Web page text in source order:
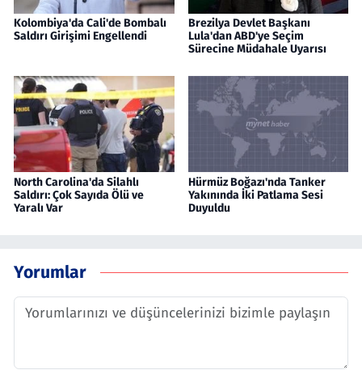
Kolombiya'da Cali'de Bombalı
Saldırı Girişimi Engellendi
Brezilya Devlet Başkanı
Lula'dan ABD'ye Seçim
Sürecine Müdahale Uyarısı
North Carolina'da Silahlı
Saldırı: Çok Sayıda Ölü ve
Yaralı Var
Hürmüz Boğazı'nda Tanker
Yakınında İki Patlama Sesi
Duyuldu
Yorumlar